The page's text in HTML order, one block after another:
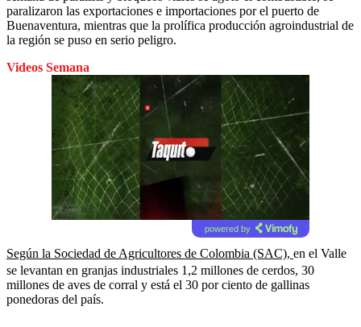
paralizaron las exportaciones e importaciones por el puerto de
Buenaventura, mientras que la prolífica producción agroindustrial de
la región se puso en serio peligro.
Videos Semana
powered by
Según la Sociedad de Agricultores de Colombia (SAC), en el Valle
se levantan en granjas industriales 1,2 millones de cerdos, 30
millones de aves de corral y está el 30 por ciento de gallinas
ponedoras del país.